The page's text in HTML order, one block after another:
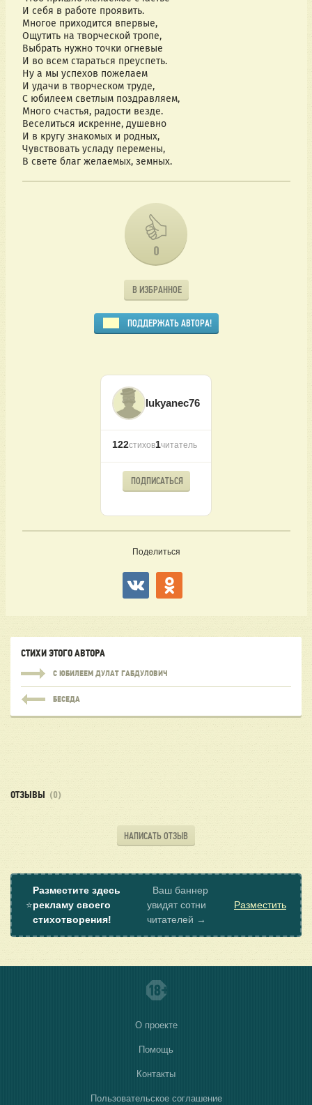
И себя в работе проявить.
Многое приходится впервые,
Ощутить на творческой тропе,
Выбрать нужно точки огневые
И во всем стараться преуспеть.
Ну а мы успехов пожелаем
И удачи в творческом труде,
С юбилеем светлым поздравляем,
Много счастья, радости везде.
Веселиться искренне, душевно
И в кругу знакомых и родных,
Чувствовать усладу перемены,
В свете благ желаемых, земных.
0
В ИЗБРАННОЕ
ПОДДЕРЖАТЬ АВТОРА!
lukyanec76
122стихов1читатель
ПОДПИСАТЬСЯ
Поделиться
СТИХИ ЭТОГО АВТОРА
С ЮБИЛЕЕМ ДУЛАТ ГАБДУЛОВИЧ
БЕСЕДА
ОТЗЫВЫ (0)
НАПИСАТЬ ОТЗЫВ
⭐
Разместите здесь
рекламу своего
стихотворения!
Ваш баннер
увидят сотни
читателей →
Разместить
О проекте
Помощь
Контакты
Пользовательское соглашение